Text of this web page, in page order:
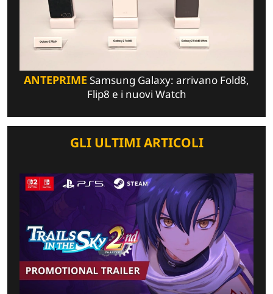
ANTEPRIME Samsung Galaxy: arrivano Fold8,
Flip8 e i nuovi Watch
GLI ULTIMI ARTICOLI